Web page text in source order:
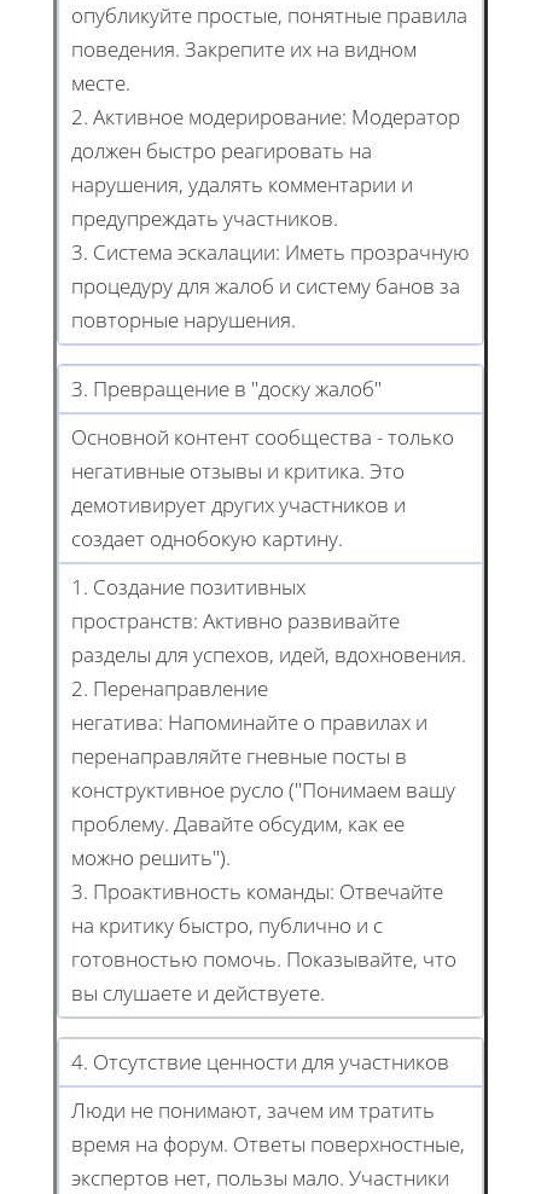
опубликуйте простые, понятные правила
поведения. Закрепите их на видном
месте.
2. Активное модерирование: Модератор
должен быстро реагировать на
нарушения, удалять комментарии и
предупреждать участников.
3. Система эскалации: Иметь прозрачную
процедуру для жалоб и систему банов за
повторные нарушения.
3. Превращение в "доску жалоб"
Основной контент сообщества - только
негативные отзывы и критика. Это
демотивирует других участников и
создает однобокую картину.
1. Создание позитивных
пространств: Активно развивайте
разделы для успехов, идей, вдохновения.
2. Перенаправление
негатива: Напоминайте о правилах и
перенаправляйте гневные посты в
конструктивное русло ("Понимаем вашу
проблему. Давайте обсудим, как ее
можно решить").
3. Проактивность команды: Отвечайте
на критику быстро, публично и с
готовностью помочь. Показывайте, что
вы слушаете и действуете.
4. Отсутствие ценности для участников
Люди не понимают, зачем им тратить
время на форум. Ответы поверхностные,
экспертов нет, пользы мало. Участники